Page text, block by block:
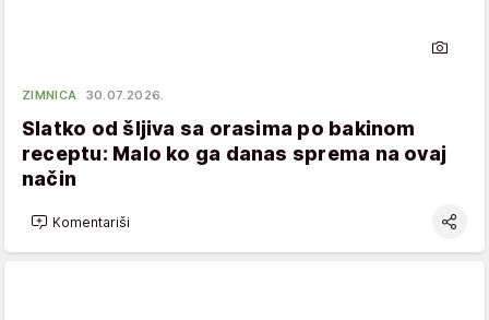
ZIMNICA 30.07.2026.
Slatko od šljiva sa orasima po bakinom
receptu: Malo ko ga danas sprema na ovaj
način
Komentariši